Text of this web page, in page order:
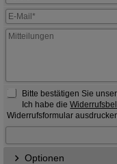
Bitte bestätigen Sie
Ich habe die
Widerrufsformular
Optionen